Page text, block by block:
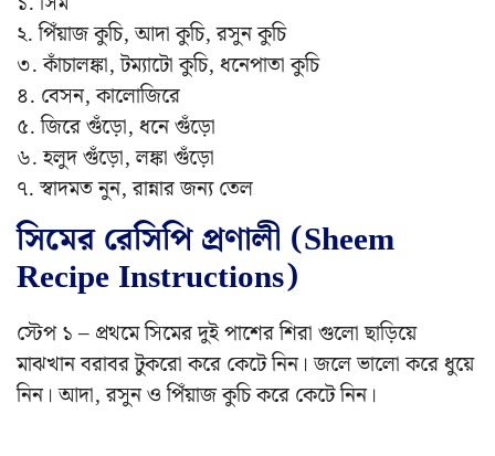
২. পিঁয়াজ কুচি, আদা কুচি, রসুন কুচি
৩. কাঁচালঙ্কা, টম্যাটো কুচি, ধনেপাতা কুচি
৪. বেসন, কালোজিরে
৫. জিরে গুঁড়ো, ধনে গুঁড়ো
৬. হলুদ গুঁড়ো, লঙ্কা গুঁড়ো
৭. স্বাদমত নুন, রান্নার জন্য তেল
সিমের রেসিপি প্রণালী (Sheem
Recipe Instructions)
স্টেপ ১ – প্রথমে সিমের দুই পাশের শিরা গুলো ছাড়িয়ে
মাঝখান বরাবর টুকরো করে কেটে নিন। জলে ভালো করে ধুয়ে
নিন। আদা, রসুন ও পিঁয়াজ কুচি করে কেটে নিন।